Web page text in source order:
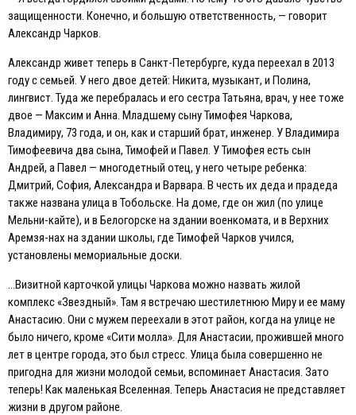
защищенности. Конечно, и большую ответственность, — говорит
Александр Чарков.
Александр живет теперь в Санкт-Петербурге, куда переехал в 2013
году с семьей. У него двое детей: Никита, музыкант, и Полина,
лингвист. Туда же перебралась и его сестра Татьяна, врач, у нее тоже
двое — Максим и Анна. Младшему сыну Тимофея Чаркова,
Владимиру, 73 года, и он, как и старший брат, инженер. У Владимира
Тимофеевича два сына, Тимофей и Павел. У Тимофея есть сын
Андрей, а Павел — многодетный отец, у него четыре ребенка:
Дмитрий, София, Александра и Варвара. В честь их деда и прадеда
также названа улица в Тобольске. На доме, где он жил (по улице
Мельни-кайте), и в Белогорске на здании военкомата, и в Верхних
Аремзя-нах на здании школы, где Тимофей Чарков учился,
установлены мемориальные доски.
…Визитной карточкой улицы Чаркова можно назвать жилой
комплекс «Звездный». Там я встречаю шестилетнюю Миру и ее маму
Анастасию. Они с мужем переехали в этот район, когда на улице не
было ничего, кроме «Сити молла». Для Анастасии, прожившей много
лет в центре города, это был стресс. Улица была совершенно не
пригодна для жизни молодой семьи, вспоминает Анастасия. Зато
теперь! Как маленькая Вселенная. Теперь Анастасия не представляет
жизни в другом районе.